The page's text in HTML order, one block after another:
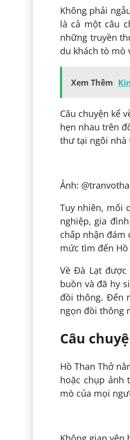
Không phải
là cả một câu
những truyền
du khách tò mò
Xem Thêm
Câu chuyện kể
hẹn nhau trên
thư tại ngôi nhà
Ảnh:
Tuy nhiên, mối
nghiệp, gia
chấp nhận đám
mức tìm đến
Về Đà Lạt
buồn và đã hy
đồi thông. Đến
ngọn đồi thông
Câu
Hồ Than Thở
hoặc chụp ảnh
mò của mọi